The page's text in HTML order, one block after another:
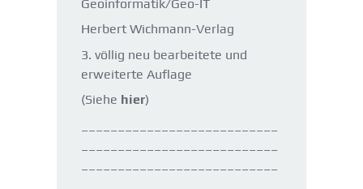
Geoinformatik/Geo-IT
Herbert Wichmann-Verlag
3. völlig neu bearbeitete und
erweiterte Auflage
(Siehe hier)